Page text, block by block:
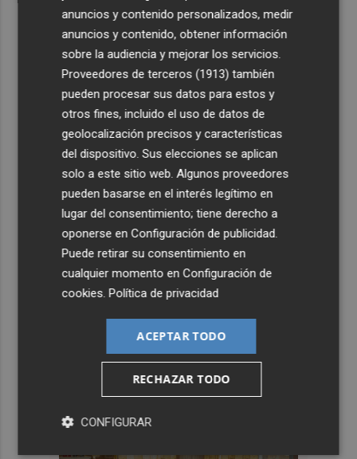
anuncios y contenido personalizados, medir
anuncios y contenido, obtener información
sobre la audiencia y mejorar los servicios.
Proveedores de terceros (1913) también
pueden procesar sus datos para estos y
otros fines, incluido el uso de datos de
geolocalización precisos y características
del dispositivo. Sus elecciones se aplican
solo a este sitio web. Algunos proveedores
pueden basarse en el interés legítimo en
lugar del consentimiento; tiene derecho a
oponerse enConfiguración de publicidad.
Puede retirar su consentimiento en
cualquier momento enConfiguración de
cookies.Política de privacidad
ACEPTAR TODO
RECHAZAR TODO
CONFIGURAR